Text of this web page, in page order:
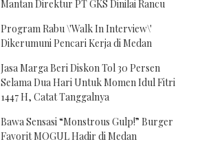
Mantan Direktur PT GKS Dinilai Rancu
Program Rabu \'Walk In Interview\'
Dikerumuni Pencari Kerja di Medan
Jasa Marga Beri Diskon Tol 30 Persen
Selama Dua Hari Untuk Momen Idul Fitri
1447 H, Catat Tanggalnya
Bawa Sensasi “Monstrous Gulp!” Burger
Favorit MOGUL Hadir di Medan